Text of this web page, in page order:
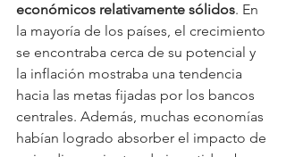
económicos relativamente sólidos. En
la mayoría de los países, el crecimiento
se encontraba cerca de su potencial y
la inflación mostraba una tendencia
hacia las metas fijadas por los bancos
centrales. Además, muchas economías
habían logrado absorber el impacto de